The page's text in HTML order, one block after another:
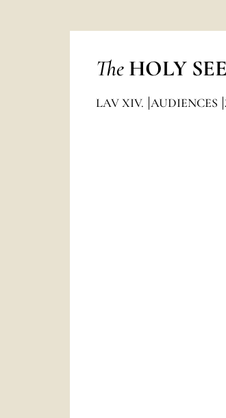
The HOLY SEE
LAV XIV. AUDIENCES